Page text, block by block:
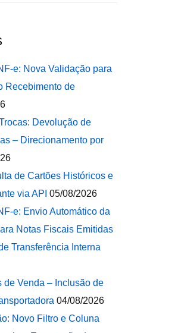
e: Nova Validação para
Recebimento de
Devolução de
– Direcionamento por
de Cartões Históricos e
via API 05/08/2026
e: Envio Automático da
Notas Fiscais Emitidas
Transferência Interna
de Venda – Inclusão de
04/08/2026
Novo Filtro e Coluna